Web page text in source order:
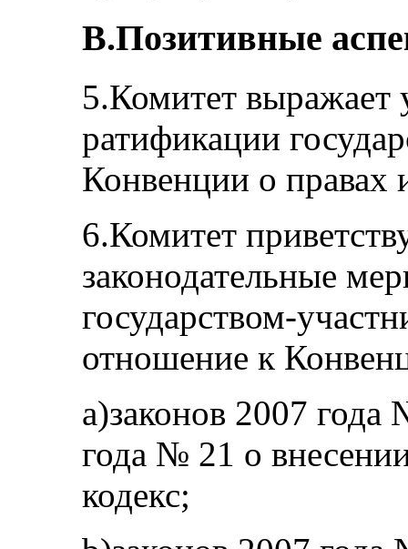
В.Позитивные
5.Комитет выражает
ратификации
Конвенции о правах
6.Комитет
законодательные
государством-
отношение к
а)законов 2007
года № 21 о
кодекс;